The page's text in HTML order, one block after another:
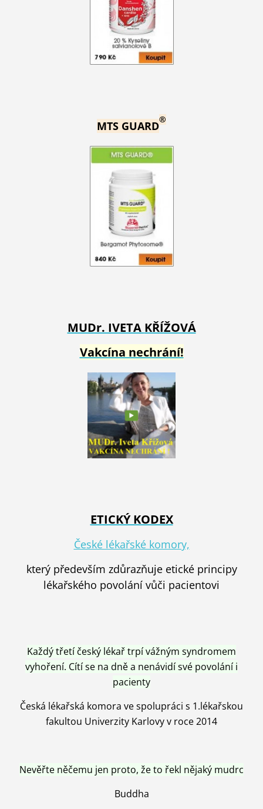
MTS GUARD®
MUDr. IVETA KŘÍŽOVÁ
Vakcína nechrání!
ETICKÝ KODEX
České lékařské komory,
který především zdůrazňuje etické principy
lékařského povolání vůči pacientovi
Každý třetí český lékař trpí vážným syndromem
vyhoření. Cítí se na dně a nenávidí své povolání i
pacienty
Česká lékařská komora ve spolupráci s 1.lékařskou
fakultou Univerzity Karlovy v roce 2014
Nevěřte něčemu jen proto, že to řekl nějaký mudrc
Buddha